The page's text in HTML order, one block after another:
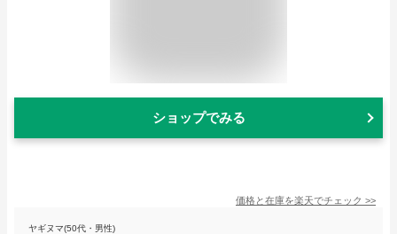
ショップでみる
価格と在庫を楽天でチェック >>
ヤギヌマ(50代・男性)